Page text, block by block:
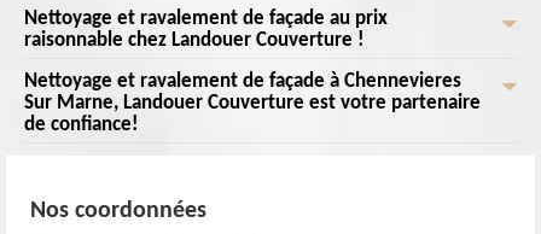
Nettoyage et ravalement de façade au prix
raisonnable chez Landouer Couverture !
Obtenez un nettoyage et un ravalement de façade de qualité
exceptionnelle à un prix raisonnable chez Landouer Couverture ! Après
professionnel et abordable dès aujourd'hui ! Contactez-nous pour obtenir
Nettoyage et ravalement de façade à Chennevieres
Sur Marne, Landouer Couverture est votre partenaire
de confiance!
dès maintenant Landouer Couverture pour un service de nettoyage et de
Nos coordonnées